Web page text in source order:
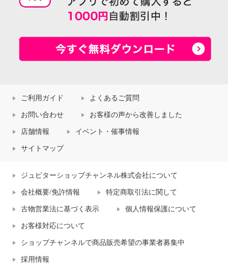
ご利用ガイド よくあるご質問
お問い合わせ お客様の声から改善しました
店舗情報 イベント・催事情報
サイトマップ
ジュピターショップチャンネル株式会社について
会社概要/免許情報 特定商取引法に関して
古物営業法に基づく表示 個人情報保護について
お客様対応について
ショップチャンネルで商品販売希望の事業者募集中
採用情報